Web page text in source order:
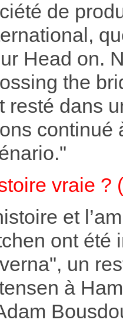
de
Head on.
the
resté dans
continué
vraie ?
et
ont été
un
à